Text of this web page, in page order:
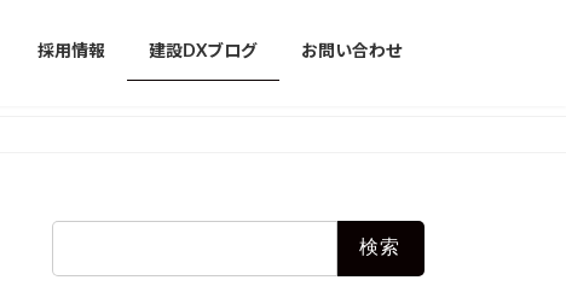
採用情報 建設DXブログ お問い合わせ